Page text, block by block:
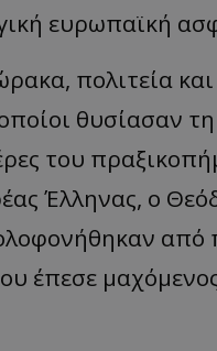
ευρωπαϊκή
πολιτεία
θυσίασαν
του
Έλληνας, ο
από
έπεσε